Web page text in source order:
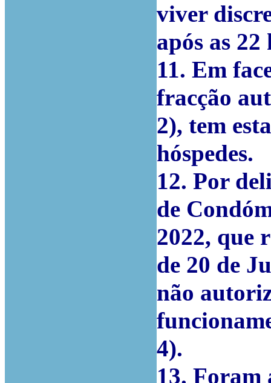
viver
após as
11. Em
fracção
2), tem
hóspedes.
12. Por
de
2022, que
de 20 de
não
4).
13. Foram